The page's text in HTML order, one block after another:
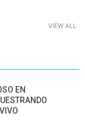
VIEW ALL
EN